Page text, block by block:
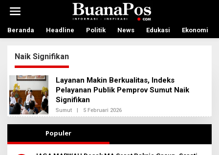
t
Beranda Headline Politik News Edukasi Ekonomi
Naik Signifikan
Layanan Makin Berkualitas, Indeks
Pelayanan Publik Pemprov Sumut Naik
Signifikan
Sumut | 5 Februari 2026
L
E
E
Populer